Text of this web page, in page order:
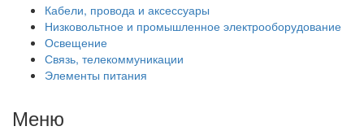
Кабели, провода и аксессуары
Низковольтное и промышленное электрооборудование
Освещение
Связь, телекоммуникации
Элементы питания
Меню